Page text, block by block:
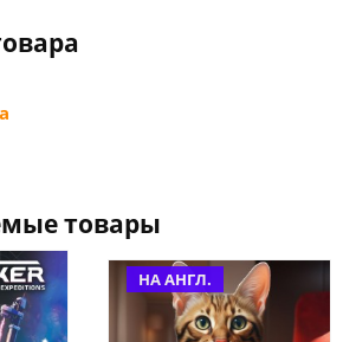
товары
НА АНГЛ.